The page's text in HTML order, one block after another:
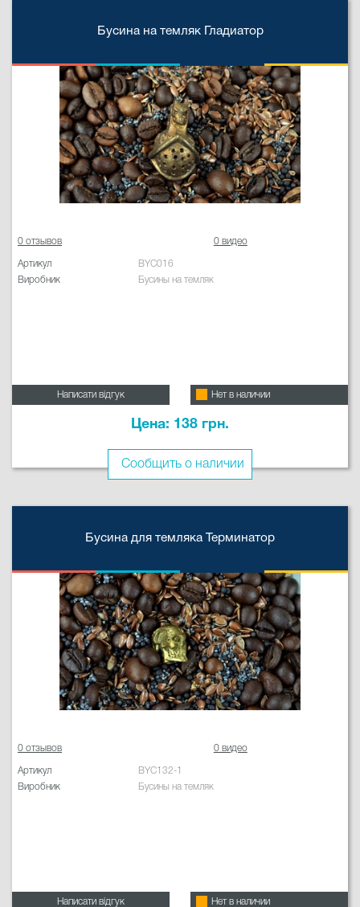
Бусина на темляк Гладиатор
0 отзывов 0 видео
Артикул
BYC016
Виробник
Бусины на темляк
Написати відгук Нет в наличии
Цена: 138 грн.
Сообщить о наличии
Бусина для темляка Терминатор
0 отзывов 0 видео
Артикул
BYC132-1
Виробник
Бусины на темляк
Написати відгук Нет в наличии